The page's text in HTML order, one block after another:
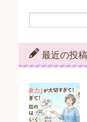
最近の投